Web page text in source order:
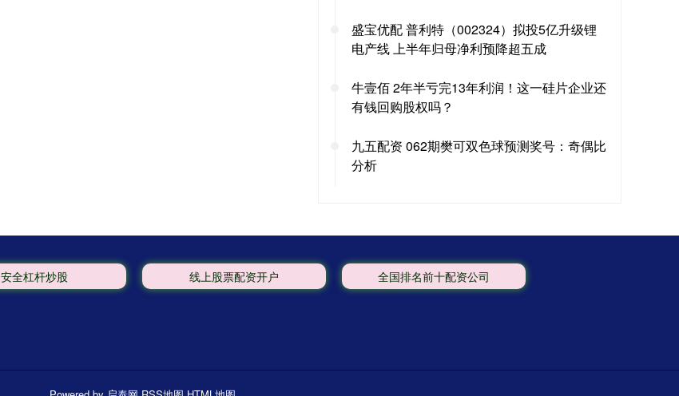
盛宝优配 普利特（002324）拟投5亿升级锂
电产线 上半年归母净利预降超五成
牛壹佰 2年半亏完13年利润！这一硅片企业还
有钱回购股权吗？
九五配资 062期樊可双色球预测奖号：奇偶比
分析
安全杠杆炒股 线上股票配资开户 全国排名前十配资公司